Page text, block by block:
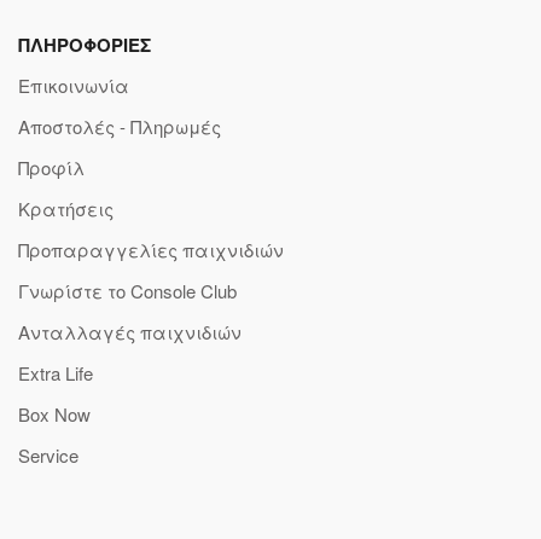
ΠΛΗΡΟΦΟΡΙΕΣ
Επικοινωνία
Αποστολές - Πληρωμές
Προφίλ
Κρατήσεις
Προπαραγγελίες παιχνιδιών
Γνωρίστε το Console Club
Ανταλλαγές παιχνιδιών
Extra Life
Box Now
Service